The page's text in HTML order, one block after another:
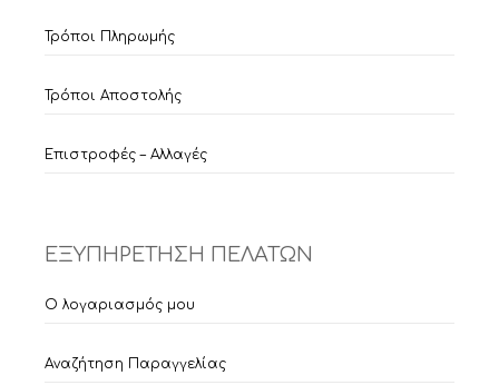
Τρόποι Πληρωμής
Τρόποι Αποστολής
Επιστροφές – Αλλαγές
ΕΞΥΠΗΡΕΤΗΣΗ ΠΕΛΑΤΩΝ
Ο λογαριασμός μου
Αναζήτηση Παραγγελίας